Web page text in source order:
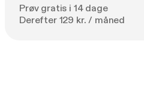
Prøv gratis i 14 dage
Derefter 129 kr. / måned